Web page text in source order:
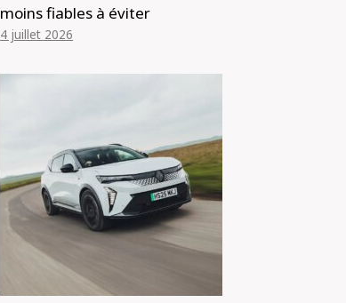
moins fiables à éviter
4 juillet 2026